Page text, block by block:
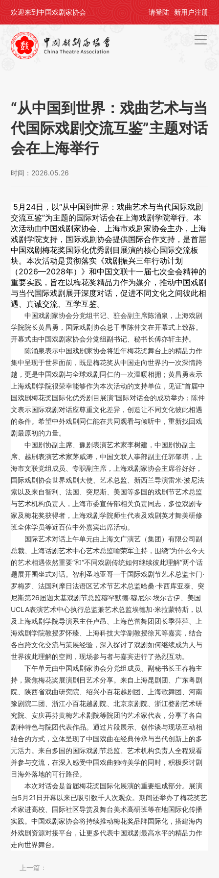
欢迎来到中国戏剧家协会 请登陆 新用户注册
首页
剧协公告
戏剧活动
会员中心
人才培养
对外交流
刊物出版
青年工作者之友
意见建议
“从中国到世界：戏曲艺术与当
代国际戏剧交流互鉴”主题对话
会在上海举行
时间：2026.05.26
5月24日，以“从中国到世界：戏曲艺术与当代国际戏剧
交流互鉴”为主题的国际对话会在上海戏剧学院举行。本
次活动由中国戏剧家协会、上海市戏剧家协会主办，上海
戏剧学院支持， 国际戏剧协会提供国际合作支持，是首届
中国戏剧梅花奖国际化优秀剧目展演的核心国际交流板
块。本次活动是贯彻落实《戏剧振兴三年行动计划
（2026—2028年）》和中国文联十一届七次全会精神的
重要实践， 旨在以梅花奖精品力作为媒介，推动中国戏剧
与当代国际戏剧展开深度对话，促进不同文化之间彼此相
遇、真诚交流、互学互鉴。
中国戏剧家协会分党组书记、驻会副主席陈涌泉，上海戏剧
学院院长黄昌勇，国际戏剧协会总干事陈仲文在开幕式上致辞。
开幕式由中国戏剧家协会分党组副书记、秘书长傅亦轩主持。
陈涌泉表示中国戏剧家协会将近年梅花奖舞台上的精品力作
集中呈现于世界面前，既是梅花奖从中国走向世界的一次深情跨
越，更是中国戏剧与全球戏剧同仁的一次温暖相拥；黄昌勇表示
上海戏剧学院很荣幸能够作为本次活动的支持单位，见证“首届中
国戏剧梅花奖国际化优秀剧目展演”国际对话会的成功举办；陈仲
文表示国际戏剧对话应尊重文化差异，创造让不同文化彼此相遇
的条件。希望中外戏剧同仁能在共同观看与倾听中，重新找回戏
剧最原初的力量。
中国剧协副主席、豫剧表演艺术家李树建，中国剧协副主
席、越剧表演艺术家茅威涛，中国文联人事部副主任郭肇琪，上
海市文联党组成员、专职副主席，上海戏剧家协会主席谷好好，
国际戏剧协会世界戏剧大使、艺术总监、新西兰导演雷米·波尼法
索以及来自智利、法国、突尼斯、美国等多国的戏剧节艺术总监
与艺术机构负责人，上海市委宣传部相关负责同志，多位戏剧专
家及梅花奖获得者，
上海戏剧学院师生代表及戏剧英才舞美研修
班全体学员等近百位中外嘉宾出席活动。
国际艺术对话上午单元由上海文广演艺（集团）有限公司副
总裁、上海话剧艺术中心艺术总监喻荣军主持，围绕“为什么今天
的艺术相遇依然重要”和“不同戏剧传统如何继续彼此理解”两个话
题展开围坐式对话。智利圣地亚哥一千国际戏剧节艺术总监卡门·
罗梅罗、法国利摩日法语区艺术节艺术总监哈桑·卡西库亚泰、突
尼斯第26届迦太基戏剧节总监穆罕默德·穆尼尔·埃尔古伊、美国
UCLA表演艺术中心执行总监兼艺术总监埃德加·米拉蒙特斯，以
及上海戏剧学院导演系主任卢昂、上海芭蕾舞团团长季萍萍、上
海戏剧学院教授罗怀臻、上海科技大学副教授徐芃等嘉宾，结合
各自跨文化交流与策展经验，深入探讨了戏剧如何继续成为人与
世界彼此理解的空间，现场参与者与嘉宾进行了热烈互动。
下午单元由中国戏剧家协会分党组成员、副秘书长王春梅主
持，聚焦梅花奖展演剧目艺术分享。来自上海昆剧团、广东粤剧
院、陕西省戏曲研究院、绍兴小百花越剧团、上海歌舞团、河南
豫剧院二团、浙江小百花越剧院、北京京剧院、浙江婺剧艺术研
究院、安庆再芬黄梅艺术剧院等院团的艺术家代表，分享了各自
剧种特色与院团代表作品。通过片段展示、创作谈与现场互动相
结合的方式，立体呈现了中国戏曲在经典传承与当代创新上的多
元活力。来自多国的国际戏剧节总监、艺术机构负责人全程观看
并参与交流，在深入感受中国戏曲独特美学的同时，积极探讨剧
目海外落地的可行路径。
本次对话会是首届梅花奖国际化展演的重要组成部分。展演
自5月21日开幕以来已吸引数千人次观众。期间还举办了梅花奖艺
术家进高校、国际社区导赏及舞台美术高研班等在地国际化传播
实践。中国戏剧家协会将持续推动梅花奖品牌国际化，搭建海内
外戏剧资源对接平台，让更多代表中国戏剧最高水平的精品力作
走向世界舞台。
上一篇：